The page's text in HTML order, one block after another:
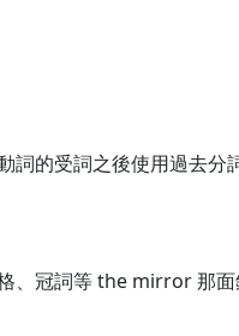
詞的受詞之後使用過去分
、冠詞等 the mirror 那面